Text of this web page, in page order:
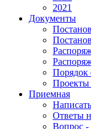
2021
Документы
Порядок
Проекты
Приемная
Ответы
Вопрос -